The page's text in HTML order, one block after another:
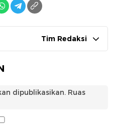
Tim Redaksi
dipublikasikan. Ruas